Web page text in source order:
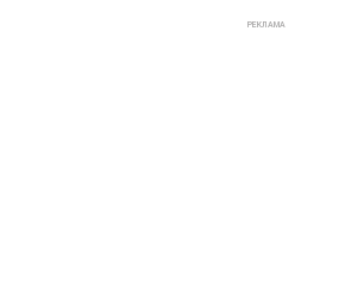
РЕКЛАМА